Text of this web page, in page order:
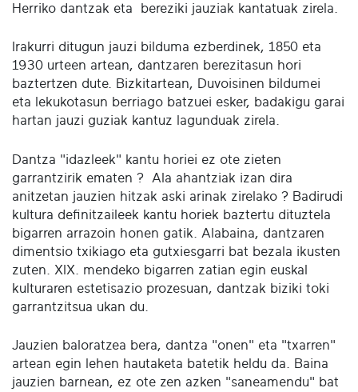
Herriko dantzak eta bereziki jauziak kantatuak zirela.
Irakurri ditugun jauzi bilduma ezberdinek, 1850 eta
1930 urteen artean, dantzaren berezitasun hori
baztertzen dute. Bizkitartean, Duvoisinen bildumei
eta lekukotasun berriago batzuei esker, badakigu garai
hartan jauzi guziak kantuz lagunduak zirela.
Dantza "idazleek" kantu horiei ez ote zieten
garrantzirik ematen ? Ala ahantziak izan dira
anitzetan jauzien hitzak aski arinak zirelako ? Badirudi
kultura definitzaileek kantu horiek baztertu dituztela
bigarren arrazoin honen gatik. Alabaina, dantzaren
dimentsio txikiago eta gutxiesgarri bat bezala ikusten
zuten. XIX. mendeko bigarren zatian egin euskal
kulturaren estetisazio prozesuan, dantzak biziki toki
garrantzitsua ukan du.
Jauzien baloratzea bera, dantza "onen" eta "txarren"
artean egin lehen hautaketa batetik heldu da. Baina
jauzien barnean, ez ote zen azken "saneamendu" bat